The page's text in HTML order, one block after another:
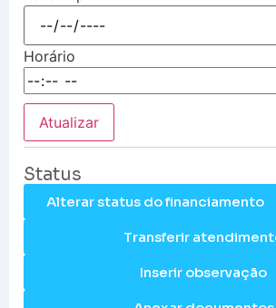
Horário
Atualizar
Status
Alterar status do financiamento
Transferir
Inserir observação